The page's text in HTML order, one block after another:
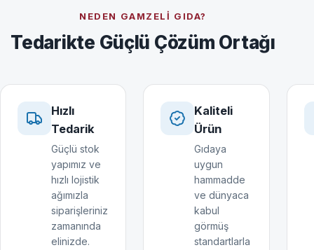
NEDEN GAMZELI GIDA?
Tedarikte Güçlü Çözüm Ortağı
Hızlı
Tedarik
Güçlü stok
yapımız ve
hızlı lojistik
ağımızla
siparişleriniz
zamanında
elinizde.
Kaliteli
Ürün
Gıdaya
uygun
hammadde
ve dünyaca
kabul
görmüş
standartlarla